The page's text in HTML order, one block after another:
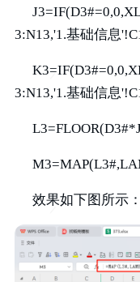
3:N13,'1.基础信息
3:N13,'1.基础信息
效果如下图所示：